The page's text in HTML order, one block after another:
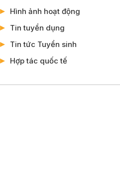
Hình ảnh hoạt động
Tin tuyển dụng
Tin tức Tuyển sinh
Hợp tác quốc tế